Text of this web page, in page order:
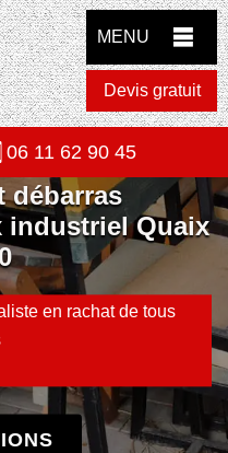
MENU
Devis gratuit
06 11 62 90 45
débarras
industriel Quaix
en rachat de tous